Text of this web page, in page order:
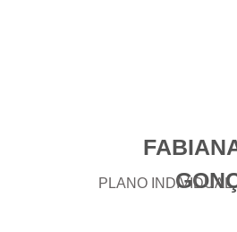
PLANO INDIVIDUAL